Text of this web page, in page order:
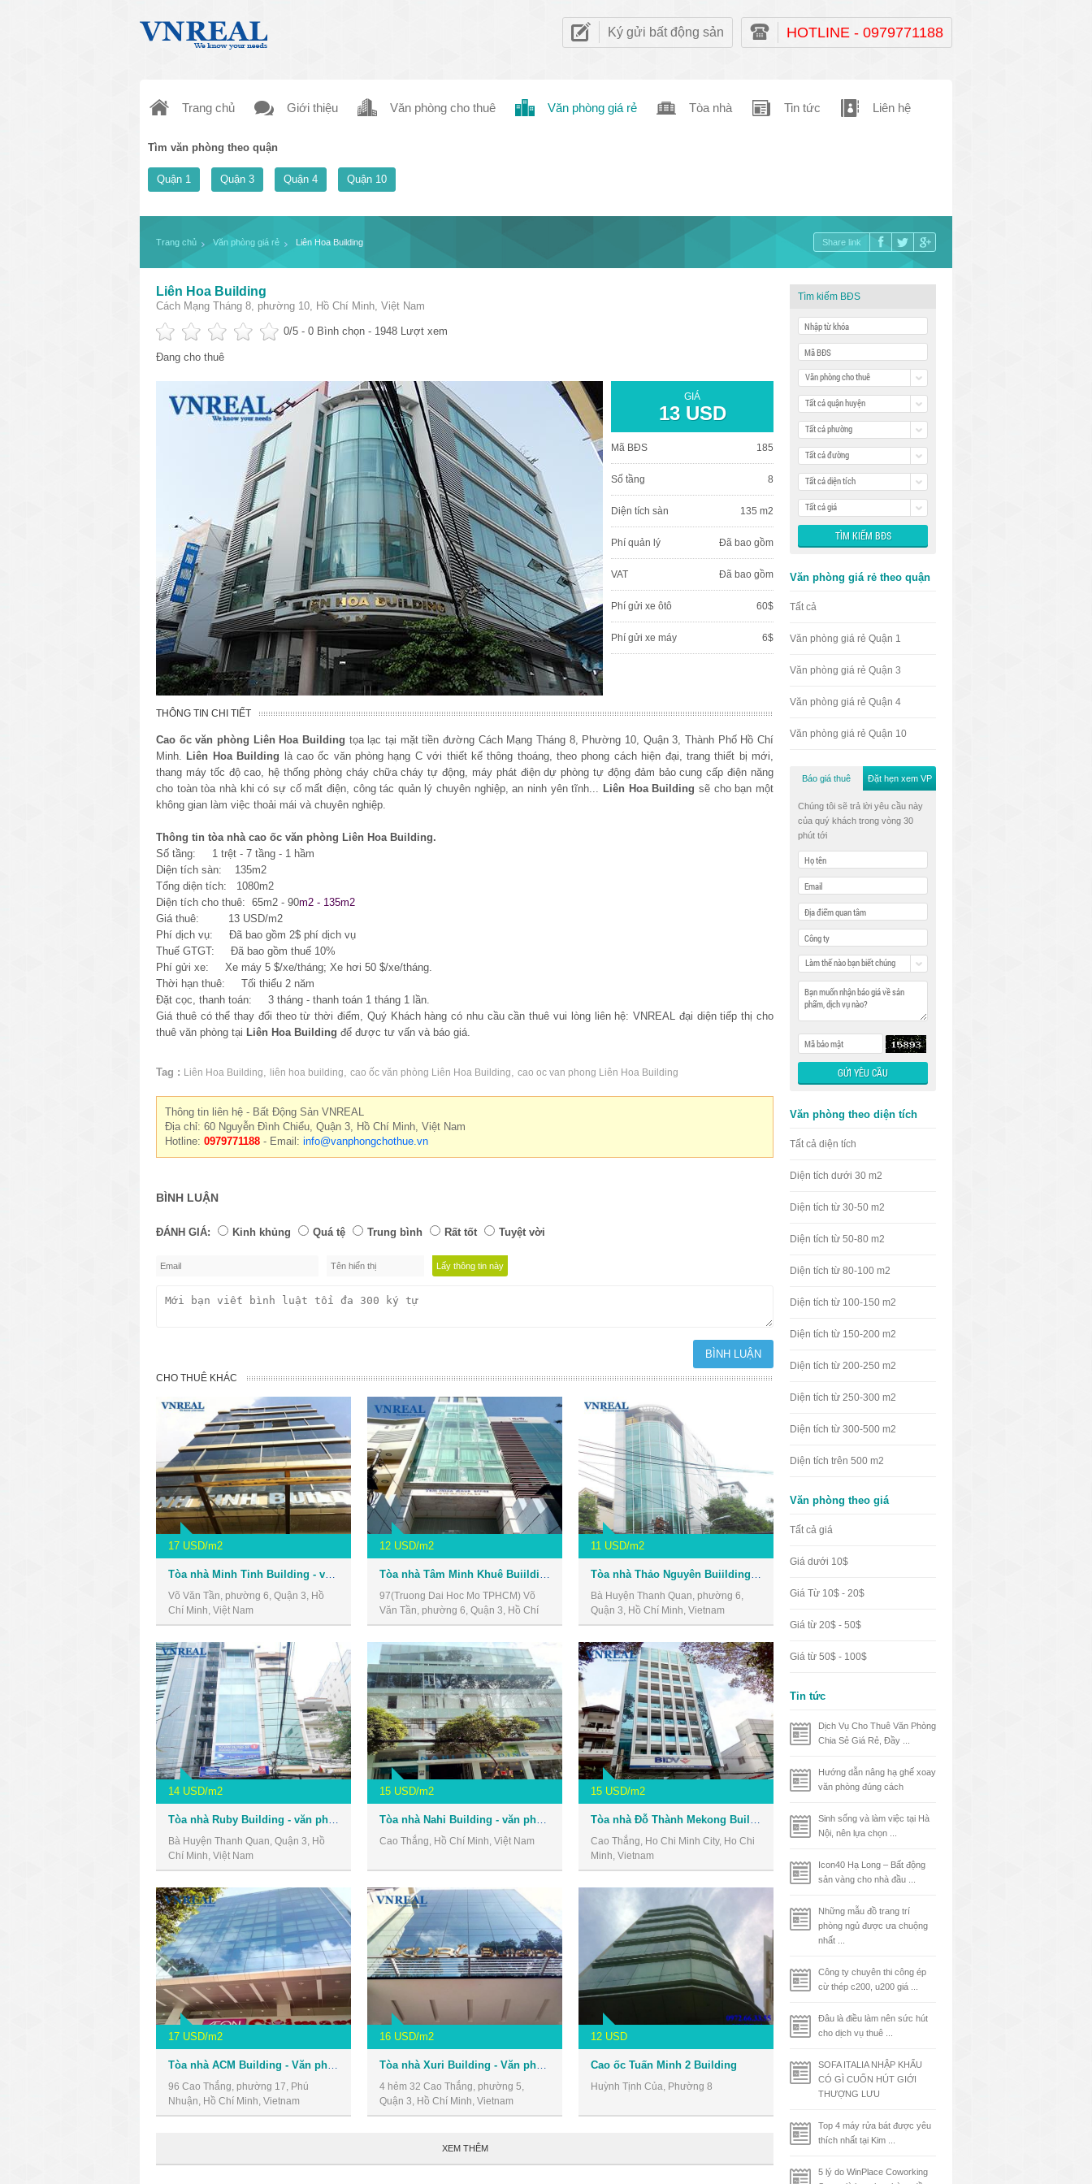
Ký gửi bất động sản HOTLINE - 0979771188
Trang chủ Giới thiệu Văn phòng cho thuê Văn phòng giá rẻ Tòa nhà Tin tức Liên hệ
Tìm văn phòng theo quận
Quận 1 Quận 3 Quận 4 Quận 10
Trang chủ Văn phòng giá rẻ Liên Hoa Building Share link
Liên Hoa Building
Cách Mạng Tháng 8, phường 10, Hồ Chí Minh, Việt Nam
0/5 - 0 Bình chọn - 1948 Lượt xem
Đang cho thuê
GIÁ
13 USD
Mã BĐS 185
Số tầng 8
Diện tích sàn 135 m2
Phí quản lý Đã bao gồm
VAT Đã bao gồm
Phí gửi xe ôtô 60$
Phí gửi xe máy 6$
THÔNG TIN CHI TIẾT
Cao ốc văn phòng Liên Hoa Building tọa lạc tại mặt tiền đường Cách Mạng Tháng 8, Phường 10, Quận 3, Thành Phố Hồ Chí
Minh. Liên Hoa Building là cao ốc văn phòng hạng C với thiết kế thông thoáng, theo phong cách hiện đại, trang thiết bị mới,
thang máy tốc độ cao, hệ thống phòng cháy chữa cháy tự động, máy phát điện dự phòng tự động đảm bảo cung cấp điện năng
cho toàn tòa nhà khi có sự cố mất điện, công tác quản lý chuyên nghiệp, an ninh yên tĩnh... Liên Hoa Building sẽ cho bạn một
không gian làm việc thoải mái và chuyên nghiệp.
Thông tin tòa nhà cao ốc văn phòng Liên Hoa Building.
Số tầng: 1 trệt - 7 tầng - 1 hầm
Diện tích sàn: 135m2
Tổng diện tích: 1080m2
Diện tích cho thuê: 65m2 - 90m2 - 135m2
Giá thuê: 13 USD/m2
Phí dịch vụ: Đã bao gồm 2$ phí dịch vụ
Thuế GTGT: Đã bao gồm thuế 10%
Phí gửi xe: Xe máy 5 $/xe/tháng; Xe hơi 50 $/xe/tháng.
Thời hạn thuê: Tối thiểu 2 năm
Đặt cọc, thanh toán: 3 tháng - thanh toán 1 tháng 1 lần.
Giá thuê có thể thay đổi theo từ thời điểm, Quý Khách hàng có nhu cầu cần thuê vui lòng liên hệ: VNREAL đại diện tiếp thị cho
thuê văn phòng tại Liên Hoa Building để được tư vấn và báo giá.
Tag : Liên Hoa Building liên hoa building cao ốc văn phòng Liên Hoa Building cao oc van phong Liên Hoa Building
Thông tin liên hệ - Bất Động Sản VNREAL
Địa chỉ: 60 Nguyễn Đình Chiểu, Quận 3, Hồ Chí Minh, Việt Nam
Hotline: 0979771188 - Email: info@vanphongchothue.vn
BÌNH LUẬN
ĐÁNH GIÁ: Kinh khủng Quá tệ Trung bình Rất tốt Tuyệt vời
CHO THUÊ KHÁC
17 USD/m2
Võ Văn Tần, phường 6, Quận 3, Hồ
Chí Minh, Việt Nam
12 USD/m2
97(Truong Dai Hoc Mo TPHCM) Võ
Văn Tần, phường 6, Quận 3, Hồ Chí
Minh, Vietnam
11 USD/m2
Bà Huyện Thanh Quan, phường 6,
Quận 3, Hồ Chí Minh, Vietnam
14 USD/m2
Bà Huyện Thanh Quan, Quận 3, Hồ
Chí Minh, Việt Nam
15 USD/m2
Cao Thắng, Hồ Chí Minh, Việt Nam
15 USD/m2
Cao Thắng, Ho Chi Minh City, Ho Chi
Minh, Vietnam
17 USD/m2
96 Cao Thắng, phường 17, Phú
Nhuận, Hồ Chí Minh, Vietnam
16 USD/m2
4 hẻm 32 Cao Thắng, phường 5,
Quận 3, Hồ Chí Minh, Vietnam
12 USD
Cao ốc Tuấn Minh 2 Building
Huỳnh Tịnh Của, Phường 8
XEM THÊM
Tìm kiếm BĐS
Văn phòng cho thuê
Tất cả quận huyện
Tất cả phường
Tất cả đường
Tất cả diện tích
Tất cả giá
Văn phòng giá rẻ theo quận
Tất cả
Văn phòng giá rẻ Quận 1
Văn phòng giá rẻ Quận 3
Văn phòng giá rẻ Quận 4
Văn phòng giá rẻ Quận 10
Báo giá thuê Đặt hẹn xem VP
Chúng tôi sẽ trả lời yêu cầu này
của quý khách trong vòng 30
phút tới
Làm thế nào bạn biết chúng
Văn phòng theo diện tích
Tất cả diện tích
Diện tích dưới 30 m2
Diện tích từ 30-50 m2
Diện tích từ 50-80 m2
Diện tích từ 80-100 m2
Diện tích từ 100-150 m2
Diện tích từ 150-200 m2
Diện tích từ 200-250 m2
Diện tích từ 250-300 m2
Diện tích từ 300-500 m2
Diện tích trên 500 m2
Văn phòng theo giá
Tất cả giá
Giá dưới 10$
Giá Từ 10$ - 20$
Giá từ 20$ - 50$
Giá từ 50$ - 100$
Tin tức
Dịch Vụ Cho Thuê Văn Phòng
Chia Sẻ Giá Rẻ, Đầy ...
Hướng dẫn nâng hạ ghế xoay
văn phòng đúng cách
Sinh sống và làm việc tại Hà
Nội, nên lựa chọn ...
Icon40 Hạ Long – Bất động
sản vàng cho nhà đầu ...
Những mẫu đồ trang trí
phòng ngủ được ưa chuộng
nhất ...
Công ty chuyên thi công ép
cừ thép c200, u200 giá ...
Đâu là điều làm nên sức hút
cho dịch vụ thuê ...
SOFA ITALIA NHẬP KHẨU
CÓ GÌ CUỐN HÚT GIỚI
THƯỢNG LƯU
Top 4 máy rửa bát được yêu
thích nhất tại Kim ...
5 lý do WinPlace Coworking
văn phòng cho thuê quận 3
văn phòng quận 1
văn phòng quận 3
cao ốc văn phòng quận 1
cao ốc văn phòng quận 3